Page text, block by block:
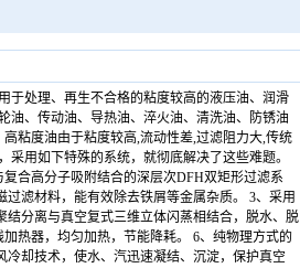
于处理、再生不合格的粘度较高的液压油、润滑
油、传动油、导热油、淬火油、清洗油、防锈油
粘度油由于粘度较高,流动性差,过滤阻力大,传统
用如下特殊的系统，就彻底解决了这些难题。
合高分子吸附结合的深层次DFH双矩形过滤系
滤材料，能有效除去铁屑等金属杂质。 3、采用
分离与真空复式三维立体闪蒸相结合，脱水、脱
热器，均匀加热，节能降耗。 6、纯物理方式的
却技术，使水、汽迅速凝结、沉淀，保护真空